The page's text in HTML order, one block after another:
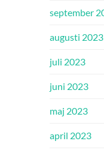
september
augusti 2023
juli 2023
juni 2023
maj 2023
april 2023